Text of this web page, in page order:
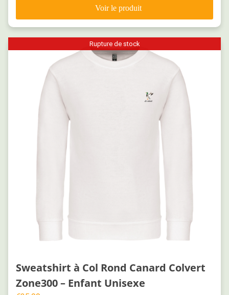
Rupture de stock
Sweatshirt à Col Rond Canard Colvert
Zone300 – Enfant Unisexe